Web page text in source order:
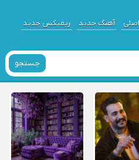
آهنگ جدید ریمیکس جدید
جستجو